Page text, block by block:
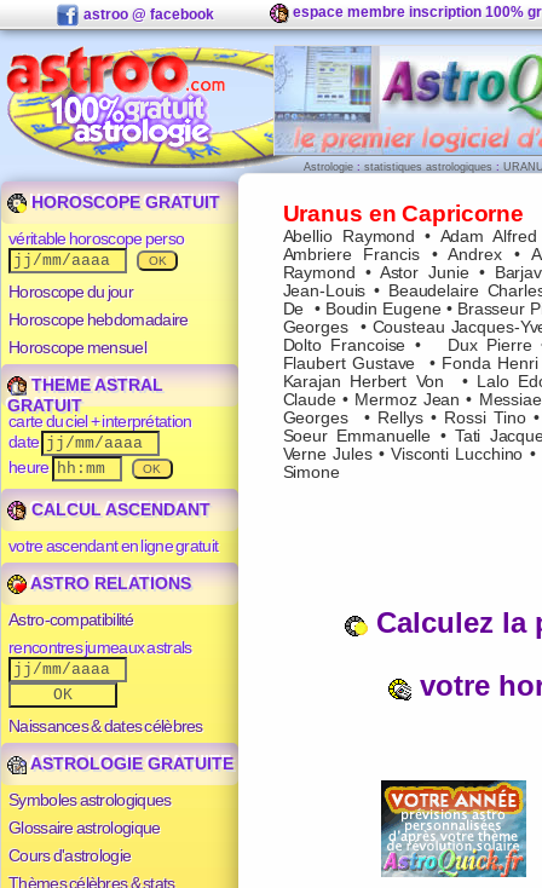
astroo @ facebook espace membre inscription 100%
Astrologie : statistiques astrologiques :
HOROSCOPE GRATUIT
véritable horoscope perso
Horoscope du jour
Horoscope hebdomadaire
Horoscope mensuel
THEME ASTRAL
GRATUIT
carte du ciel + interprétation
date
heure
CALCUL ASCENDANT
votre ascendant en ligne gratuit
ASTRO RELATIONS
Astro-compatibilité
rencontres jumeaux astrals
Naissances & dates célèbres
ASTROLOGIE GRATUITE
Symboles astrologiques
Glossaire astrologique
Cours d'astrologie
Thèmes célèbres & stats
Uranus en Capricorne
Abellio Raymond • Adam Alfred
Ambriere Francis•Andrex•
Raymond
• Astor Junie•
Jean-Louis • Beaudelaire
De • Boudin Eugene• Brasseur
Georges• Cousteau Jacques-
Dolto Francoise • Dux Pierre
Flaubert Gustave • Fonda Henri
Karajan Herbert Von • Lalo
Claude• Mermoz Jean •
Georges• Rellys• Rossi Tino
Soeur Emmanuelle • Tati
Verne Jules•Visconti Lucchino •
Simone
Calculez la
votre